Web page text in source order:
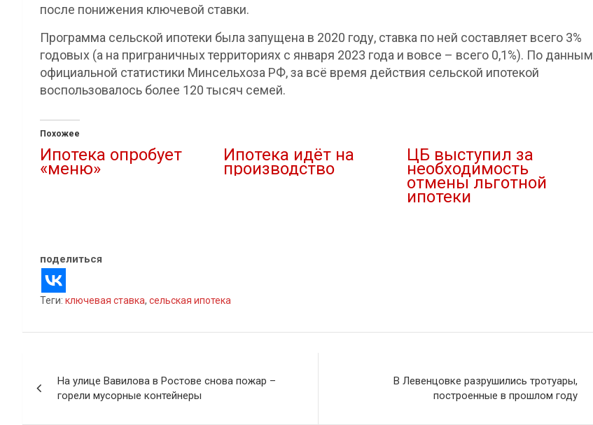
после понижения ключевой ставки.
Программа сельской ипотеки была запущена в 2020 году, ставка по ней составляет всего 3%
годовых (а на приграничных территориях с января 2023 года и вовсе – всего 0,1%). По данным
официальной статистики Минсельхоза РФ, за всё время действия сельской ипотекой
воспользовалось более 120 тысяч семей.
Похожее
Ипотека опробует
«меню»
Ипотека идёт на
производство
ЦБ выступил за
необходимость
отмены льготной
ипотеки
поделиться
Теги: ключевая ставка, сельская ипотека
по
На улице Вавилова в Ростове снова пожар –
горели мусорные контейнеры
В Левенцовке разрушились тротуары,
построенные в прошлом году